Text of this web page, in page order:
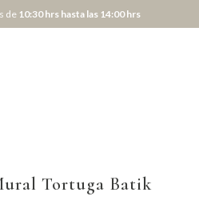
de10:30 hrs hasta las 14:00 hrs
Tortuga Batik